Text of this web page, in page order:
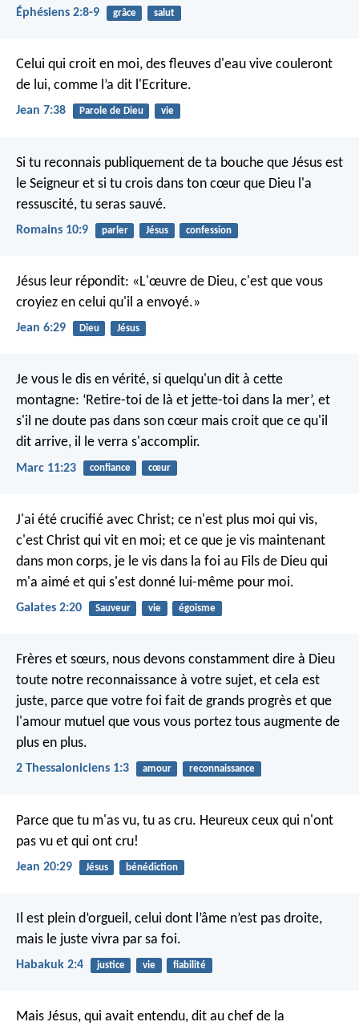
Éphésiens 2:8-9 grâce salut
Celui qui croit en moi, des fleuves d'eau vive couleront
de lui, comme l’a dit l'Ecriture.
Jean 7:38 Parole de Dieu vie
Si tu reconnais publiquement de ta bouche que Jésus est
le Seigneur et si tu crois dans ton cœur que Dieu l'a
ressuscité, tu seras sauvé.
Romains 10:9 parler Jésus confession
Jésus leur répondit: «L'œuvre de Dieu, c'est que vous
croyiez en celui qu'il a envoyé.»
Jean 6:29 Dieu Jésus
Je vous le dis en vérité, si quelqu'un dit à cette
montagne: ‘Retire-toi de là et jette-toi dans la mer’, et
s'il ne doute pas dans son cœur mais croit que ce qu'il
dit arrive, il le verra s'accomplir.
Marc 11:23 confiance cœur
J'ai été crucifié avec Christ; ce n'est plus moi qui vis,
c'est Christ qui vit en moi; et ce que je vis maintenant
dans mon corps, je le vis dans la foi au Fils de Dieu qui
m'a aimé et qui s'est donné lui-même pour moi.
Galates 2:20 Sauveur vie égoisme
Frères et sœurs, nous devons constamment dire à Dieu
toute notre reconnaissance à votre sujet, et cela est
juste, parce que votre foi fait de grands progrès et que
l'amour mutuel que vous vous portez tous augmente de
plus en plus.
2 Thessaloniciens 1:3 amour reconnaissance
Parce que tu m'as vu, tu as cru. Heureux ceux qui n'ont
pas vu et qui ont cru!
Jean 20:29 Jésus bénédiction
Il est plein d’orgueil, celui dont l’âme n’est pas droite,
mais le juste vivra par sa foi.
Habakuk 2:4 justice vie fiabilité
Mais Jésus, qui avait entendu, dit au chef de la